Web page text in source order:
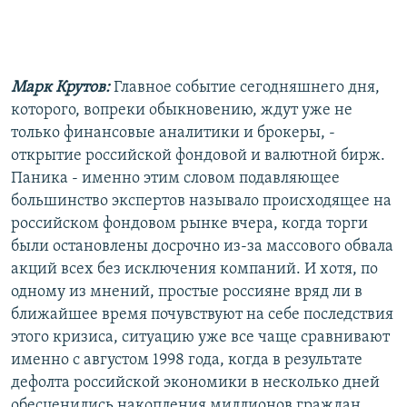
СОЦИАЛЬНЫЕ СЕТИ
Все сайты РСЕ/РС
Марк Крутов:Главное событие сегодняшнего дня,
которого, вопреки обыкновению, ждут уже не
только финансовые аналитики и брокеры, -
открытие российской фондовой и валютной бирж.
Паника - именно этим словом подавляющее
большинство экспертов называло происходящее на
российском фондовом рынке вчера, когда торги
были остановлены досрочно из-за массового обвала
акций всех без исключения компаний. И хотя, по
одному из мнений, простые россияне вряд ли в
ближайшее время почувствуют на себе последствия
этого кризиса, ситуацию уже все чаще сравнивают
именно с августом 1998 года, когда в результате
дефолта российской экономики в несколько дней